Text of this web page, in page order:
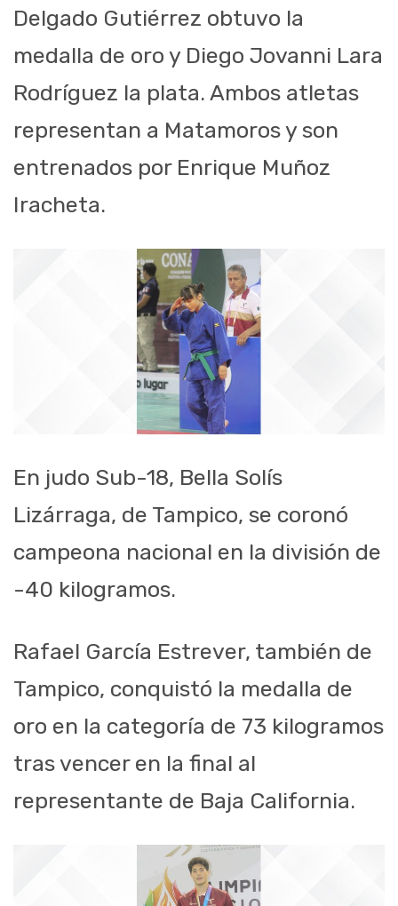
Delgado Gutiérrez obtuvo la
medalla de oro y Diego Jovanni Lara
Rodríguez la plata. Ambos atletas
representan a Matamoros y son
entrenados por Enrique Muñoz
Iracheta.
En judo Sub-18, Bella Solís
Lizárraga, de Tampico, se coronó
campeona nacional en la división de
-40 kilogramos.
Rafael García Estrever, también de
Tampico, conquistó la medalla de
oro en la categoría de 73 kilogramos
tras vencer en la final al
representante de Baja California.